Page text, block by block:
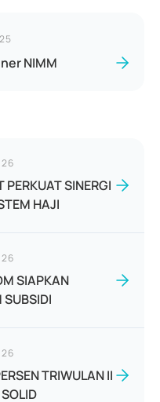
NIMM
SINERGI
HAJI
SIAPKAN
SUBSIDI
TRIWULAN II